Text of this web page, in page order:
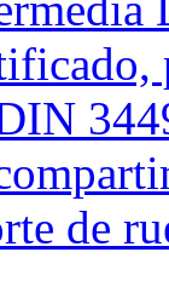
de